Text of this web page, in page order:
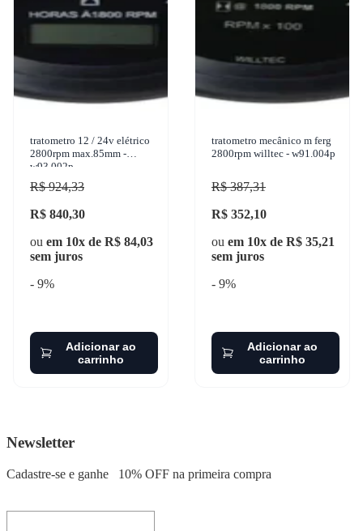
tratometro 12 / 24v elétrico
2800rpm max.85mm -
w93.002p
R$ 924,33
R$ 840,30
ou em 10x de R$ 84,03
sem juros
- 9%
Adicionar ao
carrinho
tratometro mecânico m ferg
2800rpm willtec - w91.004p
R$ 387,31
R$ 352,10
ou em 10x de R$ 35,21
sem juros
- 9%
Adicionar ao
carrinho
Newsletter
Cadastre-se e ganhe 10% OFF na primeira compra